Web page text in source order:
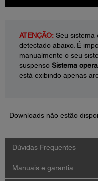
ATENÇÃO: Seu sistema
detectado abaixo. É
manualmente o seu
suspenso Sistema
está exibindo apenas
Downloads não estão
Dúvidas Frequentes
Manuais e garantia